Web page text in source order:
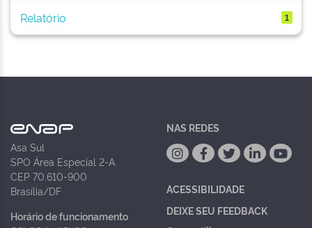
Relatório
1
Asa Sul
SPO Área Especial 2-A
CEP 70.610-900
Brasília/DF
Horário de funcionamento
NAS REDES
ACESSIBILIDADE
DEIXE SEU FEEDBACK